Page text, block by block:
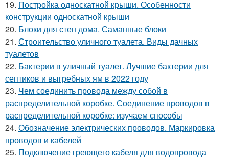
19. Постройка односкатной крыши. Особенности
конструкции односкатной крыши
20. Блоки для стен дома. Саманные блоки
21. Строительство уличного туалета. Виды дачных
туалетов
22. Бактерии в уличный туалет. Лучшие бактерии для
септиков и выгребных ям в 2022 году
23. Чем соединить провода между собой в
распределительной коробке. Соединение проводов в
распределительной коробке: изучаем способы
24. Обозначение электрических проводов. Маркировка
проводов и кабелей
25. Подключение греющего кабеля для водопровода